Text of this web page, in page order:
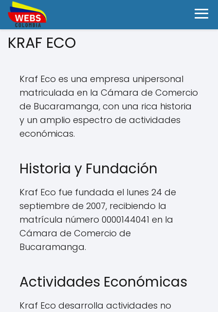
KRAF ECO
Kraf Eco es una empresa unipersonal
matriculada en la Cámara de Comercio
de Bucaramanga, con una rica historia
y un amplio espectro de actividades
económicas.
Historia y Fundación
Kraf Eco fue fundada el lunes 24 de
septiembre de 2007, recibiendo la
matrícula número 0000144041 en la
Cámara de Comercio de
Bucaramanga.
Actividades Económicas
Kraf Eco desarrolla actividades no